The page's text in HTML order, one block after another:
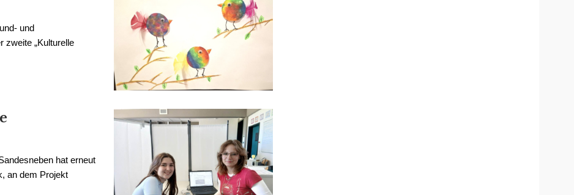
und
zweite „Kulturelle
hat erneut
an dem Projekt